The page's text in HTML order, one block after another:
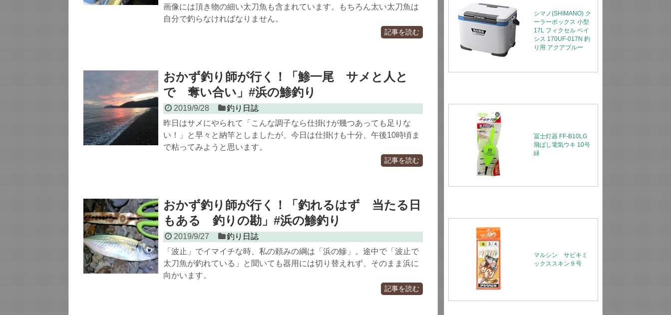
画像には頂き物の細い太刀魚も含まれています。もちろん太い太刀魚は
自分で釣らなければなりません。
記事を読む
おかず釣り師が行く！「鯵一尾 サメと人と
で 奪い合い」#浜の鯵釣り
2019/9/28
釣り日誌
昨日はサメにやられて「こんな調子なら仕掛けが幾つあっても足りな
い！」と早々と納竿としましたが、今日は仕掛けも十分、午後10時頃ま
で粘ってみようと思います。
記事を読む
おかず釣り師が行く！「釣れるはず 当たる日
もある 釣りの勘」#浜の鯵釣り
2019/9/27
釣り日誌
「波止」でイマイチな時、私の頼みの綱は「浜の鰺」。途中で「波止で
太刀魚が釣れている」と聞いても器用には切り替えれず、そのまま浜に
向かいます。
記事を読む
シマノ(SHIMANO) ク
ーラーボックス 小型
17L フィクセル ベイ
シス 170UF-017N 釣
り用 アクアブルー
冨士灯器 FF-B10LG
飛ばし電気ウキ 10号
緑
マルシン サビキミ
ックススキン９号